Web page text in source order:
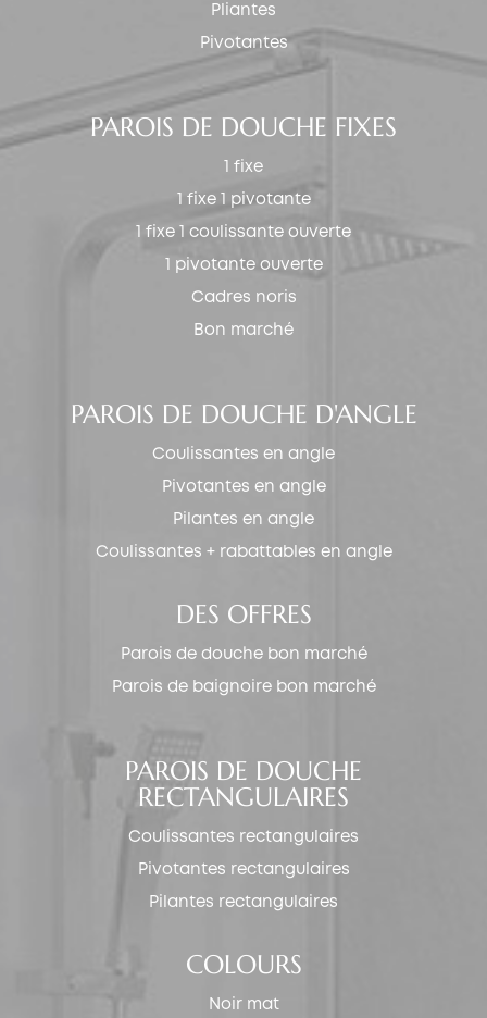
Pliantes
Pivotantes
PAROIS DE DOUCHE FIXES
1 fixe
1 fixe 1 pivotante
1 fixe 1 coulissante ouverte
1 pivotante ouverte
Cadres noris
Bon marché
PAROIS DE DOUCHE D'ANGLE
Coulissantes en angle
Pivotantes en angle
Pilantes en angle
Coulissantes + rabattables en angle
DES OFFRES
Parois de douche bon marché
Parois de baignoire bon marché
PAROIS DE DOUCHE
RECTANGULAIRES
Coulissantes rectangulaires
Pivotantes rectangulaires
Pilantes rectangulaires
COLOURS
Noir mat